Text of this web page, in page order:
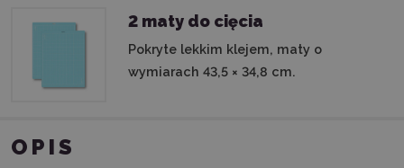
2 maty do cięcia
Pokryte lekkim klejem, maty o
wymiarach 43,5 × 34,8 cm.
OPIS